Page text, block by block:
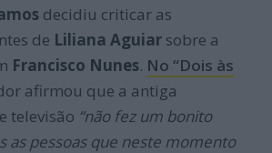
decidiu criticar as
de Liliana Aguiar sobre a
Francisco Nunes. No “Dois às
afirmou que a antiga
televisão “não fez um bonito
as pessoas que neste momento